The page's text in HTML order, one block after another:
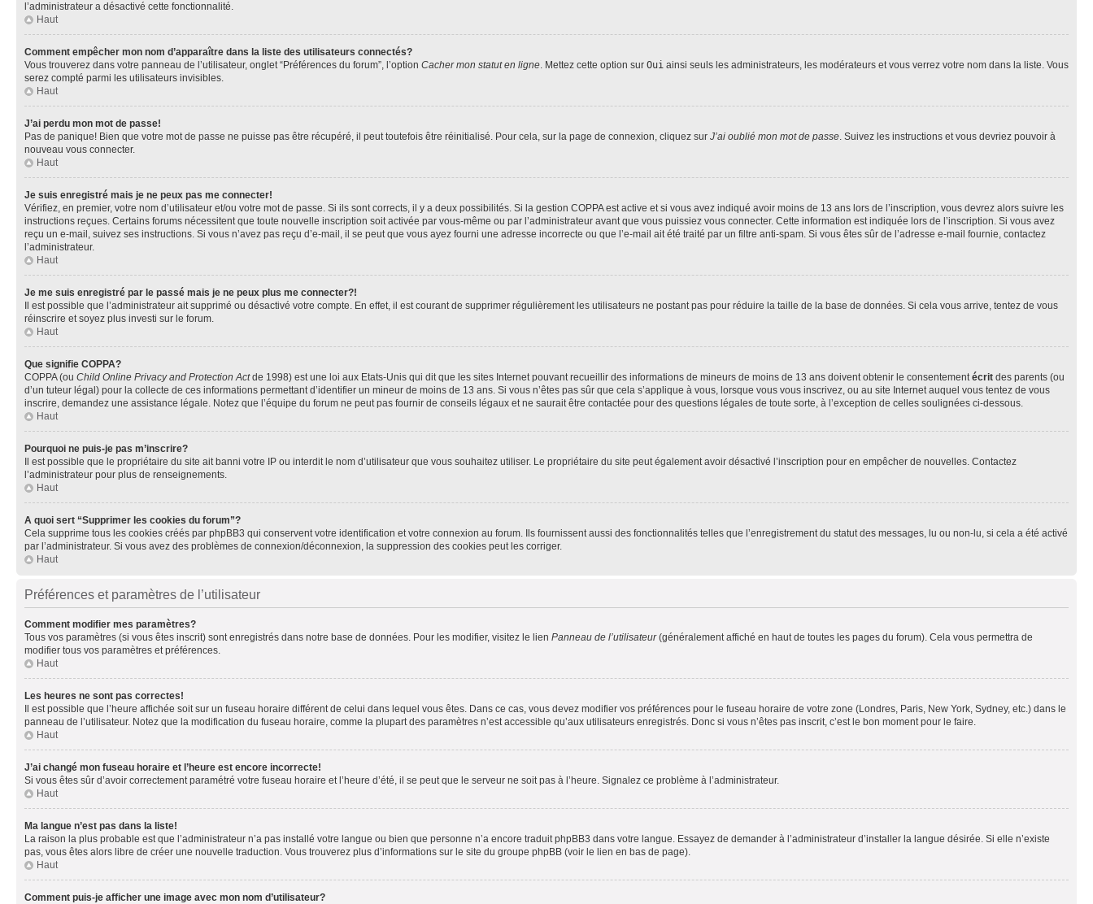
l’administrateur a désactivé cette fonctionnalité.
Haut
Comment empêcher mon nom d’apparaître dans la liste des utilisateurs connectés?
Vous trouverez dans votre panneau de l’utilisateur, onglet “Préférences du forum”, l’option Cacher mon statut en ligne. Mettez cette option sur Oui ainsi seuls les administrateurs, les modérateurs et vous verrez votre nom dans la liste. Vous
serez compté parmi les utilisateurs invisibles.
Haut
J’ai perdu mon mot de passe!
Pas de panique! Bien que votre mot de passe ne puisse pas être récupéré, il peut toutefois être réinitialisé. Pour cela, sur la page de connexion, cliquez sur J’ai oublié mon mot de passe. Suivez les instructions et vous devriez pouvoir à
nouveau vous connecter.
Haut
Je suis enregistré mais je ne peux pas me connecter!
Vérifiez, en premier, votre nom d’utilisateur et/ou votre mot de passe. Si ils sont corrects, il y a deux possibilités. Si la gestion COPPA est active et si vous avez indiqué avoir moins de 13 ans lors de l’inscription, vous devrez alors suivre les
instructions reçues. Certains forums nécessitent que toute nouvelle inscription soit activée par vous-même ou par l’administrateur avant que vous puissiez vous connecter. Cette information est indiquée lors de l’inscription. Si vous avez
reçu un e-mail, suivez ses instructions. Si vous n’avez pas reçu d’e-mail, il se peut que vous ayez fourni une adresse incorrecte ou que l’e-mail ait été traité par un filtre anti-spam. Si vous êtes sûr de l’adresse e-mail fournie, contactez
l’administrateur.
Haut
Je me suis enregistré par le passé mais je ne peux plus me connecter?!
Il est possible que l’administrateur ait supprimé ou désactivé votre compte. En effet, il est courant de supprimer régulièrement les utilisateurs ne postant pas pour réduire la taille de la base de données. Si cela vous arrive, tentez de vous
réinscrire et soyez plus investi sur le forum.
Haut
Que signifie COPPA?
COPPA (ou Child Online Privacy and Protection Actde 1998) est une loi aux Etats-Unis qui dit que les sites Internet pouvant recueillir des informations de mineurs de moins de 13 ans doivent obtenir le consentementécrit des parents (ou
d’un tuteur légal) pour la collecte de ces informations permettant d’identifier un mineur de moins de 13 ans. Si vous n’êtes pas sûr que cela s’applique à vous, lorsque vous vous inscrivez, ou au site Internet auquel vous tentez de vous
inscrire, demandez une assistance légale. Notez que l’équipe du forum ne peut pas fournir de conseils légaux et ne saurait être contactée pour des questions légales de toute sorte, à l’exception de celles soulignées ci-dessous.
Haut
Pourquoi ne puis-je pas m’inscrire?
Il est possible que le propriétaire du site ait banni votre IP ou interdit le nom d’utilisateur que vous souhaitez utiliser. Le propriétaire du site peut également avoir désactivé l’inscription pour en empêcher de nouvelles. Contactez
l’administrateur pour plus de renseignements.
Haut
A quoi sert “Supprimer les cookies du forum”?
Cela supprime tous les cookies créés par phpBB3 qui conservent votre identification et votre connexion au forum. Ils fournissent aussi des fonctionnalités telles que l’enregistrement du statut des messages, lu ou non-lu, si cela a été activé
par l’administrateur. Si vous avez des problèmes de connexion/déconnexion, la suppression des cookies peut les corriger.
Haut
Préférences et paramètres de l’utilisateur
Comment modifier mes paramètres?
Tous vos paramètres (si vous êtes inscrit) sont enregistrés dans notre base de données. Pour les modifier, visitez le lien Panneau de l’utilisateur(généralement affiché en haut de toutes les pages du forum). Cela vous permettra de
modifier tous vos paramètres et préférences.
Haut
Les heures ne sont pas correctes!
Il est possible que l’heure affichée soit sur un fuseau horaire différent de celui dans lequel vous êtes. Dans ce cas, vous devez modifier vos préférences pour le fuseau horaire de votre zone (Londres, Paris, New York, Sydney, etc.) dans le
panneau de l’utilisateur. Notez que la modification du fuseau horaire, comme la plupart des paramètres n’est accessible qu’aux utilisateurs enregistrés. Donc si vous n’êtes pas inscrit, c’est le bon moment pour le faire.
Haut
J’ai changé mon fuseau horaire et l’heure est encore incorrecte!
Si vous êtes sûr d’avoir correctement paramétré votre fuseau horaire et l’heure d’été, il se peut que le serveur ne soit pas à l’heure. Signalez ce problème à l’administrateur.
Haut
Ma langue n’est pas dans la liste!
La raison la plus probable est que l’administrateur n’a pas installé votre langue ou bien que personne n’a encore traduit phpBB3 dans votre langue. Essayez de demander à l’administrateur d’installer la langue désirée. Si elle n’existe
pas, vous êtes alors libre de créer une nouvelle traduction. Vous trouverez plus d’informations sur le site du groupe phpBB (voir le lien en bas de page).
Haut
Comment puis-je afficher une image avec mon nom d’utilisateur?